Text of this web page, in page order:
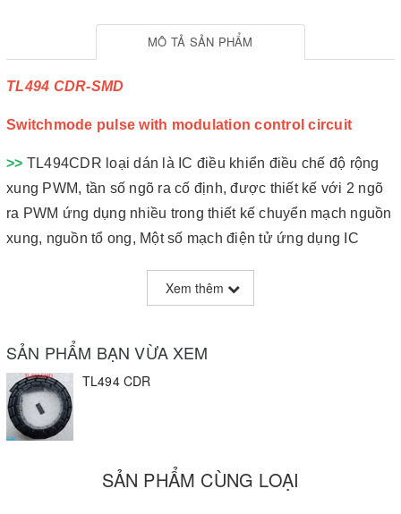
MÔ TẢ SẢN PHẨM
TL494 CDR-SMD
Switchmode pulse with modulation control circuit
>> TL494CDR loại dán là IC điều khiển điều chế độ rộng
xung PWM, tần số ngõ ra cố định, được thiết kế với 2 ngõ
ra PWM ứng dụng nhiều trong thiết kế chuyển mạch nguồn
xung, nguồn tổ ong, Một số mạch điện tử ứng dụng IC
chuyển mạch xung nguồn tổ ong, điều khiển tạo xung
PWM thông qua biến áp cách ly để điều khiển Transistor
high speed như BJT
mong muốn như Nguồn xung 5V60A,
Xem thêm
SẢN PHẨM BẠN VỪA XEM
TL494 CDR
SẢN PHẨM CÙNG LOẠI